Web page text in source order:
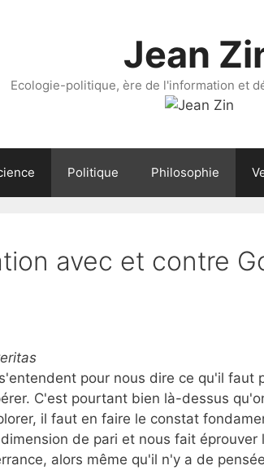
Jean
Ecologie-politique, ère de l'information et
Politique Philosophie
avec et contre
pour nous dire ce qu'il faut
C'est pourtant bien là-dessus
il faut en faire le constat
de pari et nous fait éprouver
alors même qu'il n'y a de